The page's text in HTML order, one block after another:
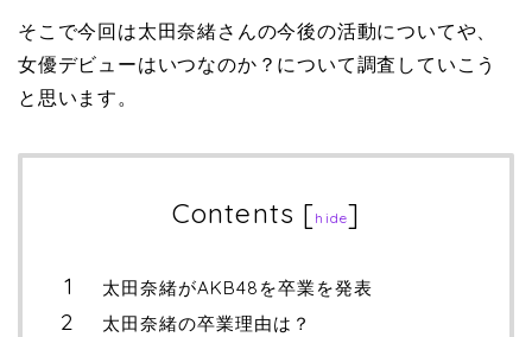
そこで今回は太田奈緒さんの今後の活動についてや、
女優デビューはいつなのか？について調査していこう
と思います。
Contents [hide]
太田奈緒がAKB48を卒業を発表
太田奈緒の卒業理由は？